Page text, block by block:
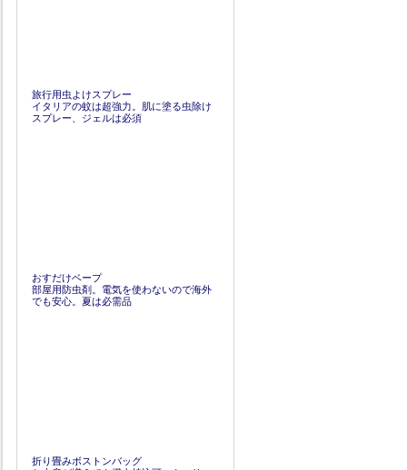
旅行用虫よけスプレー
イタリアの蚊は超強力。肌に塗る虫除け
スプレー、ジェルは必須
おすだけベープ
部屋用防虫剤。電気を使わないので海外
でも安心。夏は必需品
折り畳みボストンバッグ